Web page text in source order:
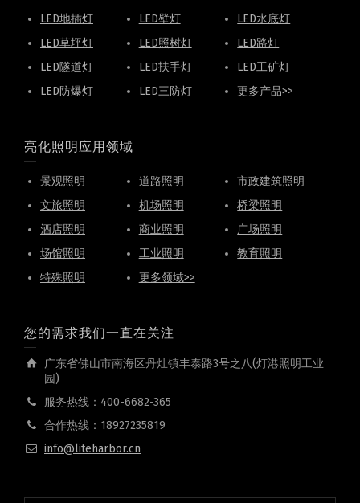
LED地插灯
LED壁灯
LED水底灯
LED草坪灯
LED照树灯
LED路灯
LED隧道灯
LED扶手灯
LED工矿灯
LED防爆灯
LED三防灯 更多产品>>
亮化照明应用领域
景观照明 道路照明
市政建筑照明
文旅照明
机场照明
桥梁照明
酒店照明
商业照明
广场照明
场馆照明
工业照明
教育照明
特殊照明
更多领域>>
您的需求我们一直在关注
广东省佛山市南海区丹灶镇丰泰路3号之八(灯港照明工业
园)
服务热线：400-6682-365
合作热线：18927235819
info@liteharbor.cn